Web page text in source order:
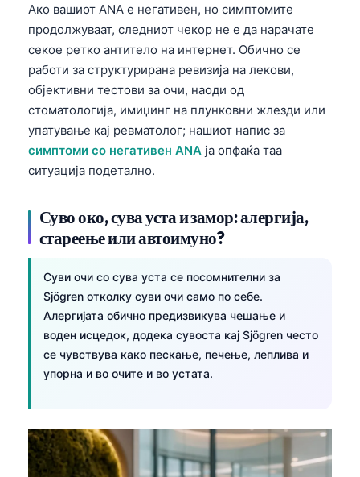
Ако вашиот ANA е негативен, но симптомите
продолжуваат, следниот чекор не е да нарачате
секое ретко антитело на интернет. Обично се
работи за структурирана ревизија на лекови,
објективни тестови за очи, наоди од
стоматологија, имиџинг на плунковни жлезди или
упатување кај ревматолог; нашиот напис за
симптоми со негативен ANA ја опфаќа таа
ситуација подетално.
Суво око, сува уста и замор: алергија,
стареење или автоимуно?
Суви очи со сува уста се посомнителни за
Sjögren отколку суви очи само по себе.
Алергијата обично предизвикува чешање и
воден исцедок, додека сувоста кај Sjögren често
се чувствува како пескање, печење, леплива и
упорна и во очите и во устата.
پښتو
سنڌي
Galego
Latviešu valoda
Euskara
Gàidhlig
العربية المغربية
Монгол
ພາສາລາວ
Basa Jawa
Cebuano
ئۇيغۇرچە
Кыргызча
Татар теле